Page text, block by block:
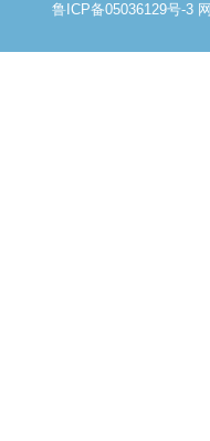
鲁ICP备05036129号-3